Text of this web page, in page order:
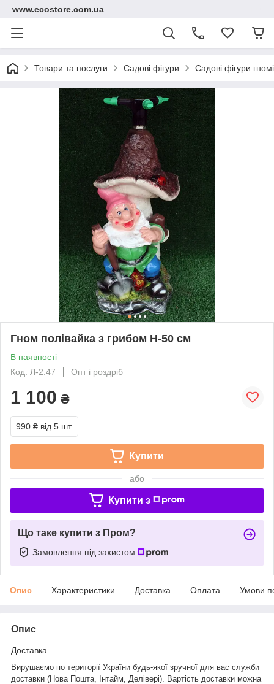
www.ecostore.com.ua
Товари та послуги Садові фігури Садові фігури
Гном полівайка з грибом H-50 см
В наявності
Код: Л-2.47
Опт і роздріб
1 100 ₴
990 ₴ від 5 шт.
Купити
або
Купити з
Що таке купити з Пром?
Замовлення під захистом
Опис Характеристики Доставка Оплата Умови
Опис
Доставка.
Вирушаємо по території України будь-якої зручної для вас служби
доставки (Нова Пошта,
Інтайм , Делівері). Вартість доставки можна